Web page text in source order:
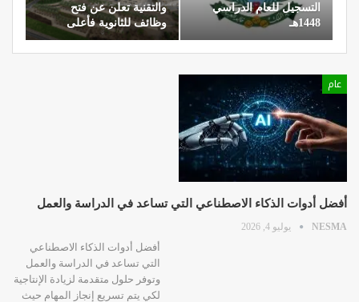
التسجيل للعام الدراسي
1448هـ
والتقنية تعلن عن فتح
وظائف للثانوية فأعلى
عام
أفضل أدوات الذكاء الاصطناعي التي تساعد في الدراسة والعمل
NESMA يوليو 4, 2026
أفضل أدوات الذكاء الاصطناعي
التي تساعد في الدراسة والعمل
وتوفر حلول متقدمة لزيادة الإنتاجية
لكي يتم تسريع إنجاز المهام حيث